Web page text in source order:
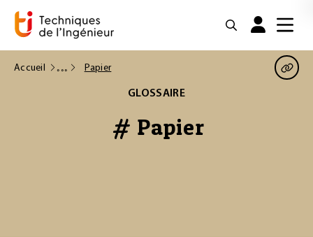
Accueil Papier
GLOSSAIRE
# Papier